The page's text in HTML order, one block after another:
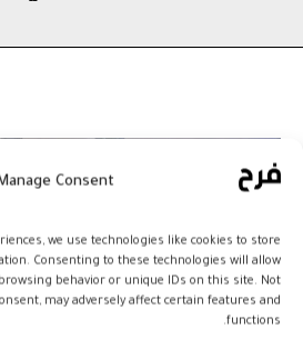
Consent
we use technologies like cookies to store
Consenting to these technologies will allow
behavior or unique IDs on this site. Not
may adversely affect certain features and
functions.